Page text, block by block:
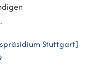
Stuttgart]